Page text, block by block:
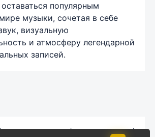
популярным
музыки, сочетая в себе
визуальную
и атмосферу легендарной
записей.
Комментарии